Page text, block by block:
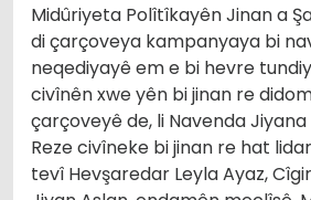
Midûriyeta Polîtîkayên Jinan a
di çarçoveya kampanyaya bi
neqediyayê em e bi hevre
civînên xwe yên bi jinan re
çarçoveyê de, li Navenda
Reze civîneke bi jinan re hat
tevî Hevşaredar Leyla Ayaz,